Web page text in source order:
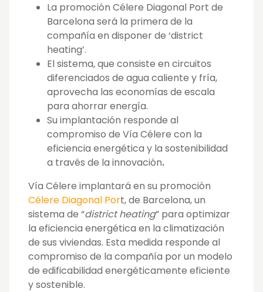
La promoción Célere Diagonal Port de
Barcelona será la primera de la
compañía en disponer de ‘district
heating’.
El sistema, que consiste en circuitos
diferenciados de agua caliente y fría,
aprovecha las economías de escala
para ahorrar energía.
Su implantación responde al
compromiso de Vía Célere con la
eficiencia energética y la sostenibilidad
a través de la innovación.
Vía Célere implantará en su promoción
Célere Diagonal Port, de Barcelona, un
sistema de “district heating” para optimizar
la eficiencia energética en la climatización
de sus viviendas. Esta medida responde al
compromiso de la compañía por un modelo
de edificabilidad energéticamente eficiente
y sostenible.